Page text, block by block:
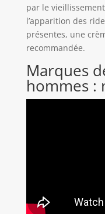
par le
l’apparition des
présentes, une
recommandée.
Marques
hommes :